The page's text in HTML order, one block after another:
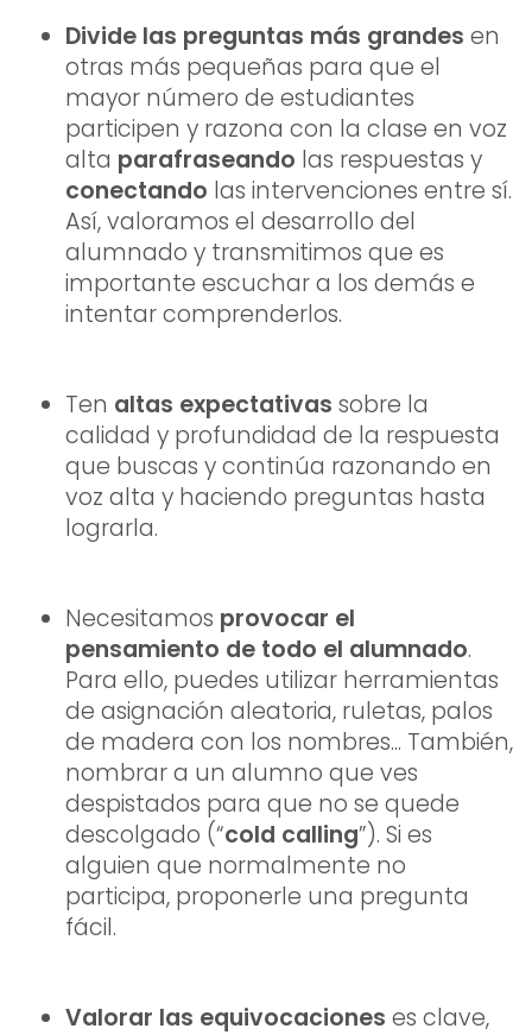
Divide las preguntas más grandes en
otras más pequeñas para que el
mayor número de estudiantes
participen y razona con la clase en voz
alta parafraseando las respuestas y
conectando las intervenciones entre sí.
Así, valoramos el desarrollo del
alumnado y transmitimos que es
importante escuchar a los demás e
intentar comprenderlos.
Ten altas expectativas sobre la
calidad y profundidad de la respuesta
que buscas y continúa razonando en
voz alta y haciendo preguntas hasta
lograrla.
Necesitamos provocar el
pensamiento de todo el alumnado.
Para ello, puedes utilizar herramientas
de asignación aleatoria, ruletas, palos
de madera con los nombres... También,
nombrar a un alumno que ves
despistados para que no se quede
descolgado (“cold calling”). Si es
alguien que normalmente no
participa, proponerle una pregunta
fácil.
Valorar las equivocaciones es clave,